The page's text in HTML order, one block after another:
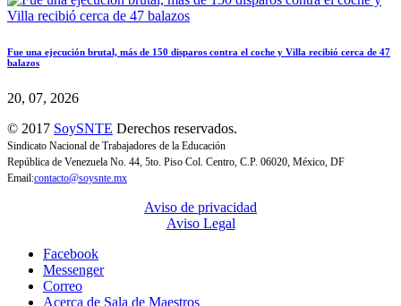
Fue una ejecución brutal, más de 150 disparos contra el coche y Villa recibió cerca de 47
balazos
20, 07, 2026
© 2017 SoySNTE Derechos reservados.
Sindicato Nacional de Trabajadores de la Educación
República de Venezuela No. 44, 5to. Piso Col. Centro, C.P. 06020, México, DF
Email:contacto@soysnte.mx
Aviso de privacidad
Aviso Legal
Facebook
Messenger
Correo
Acerca de Sala de Maestros